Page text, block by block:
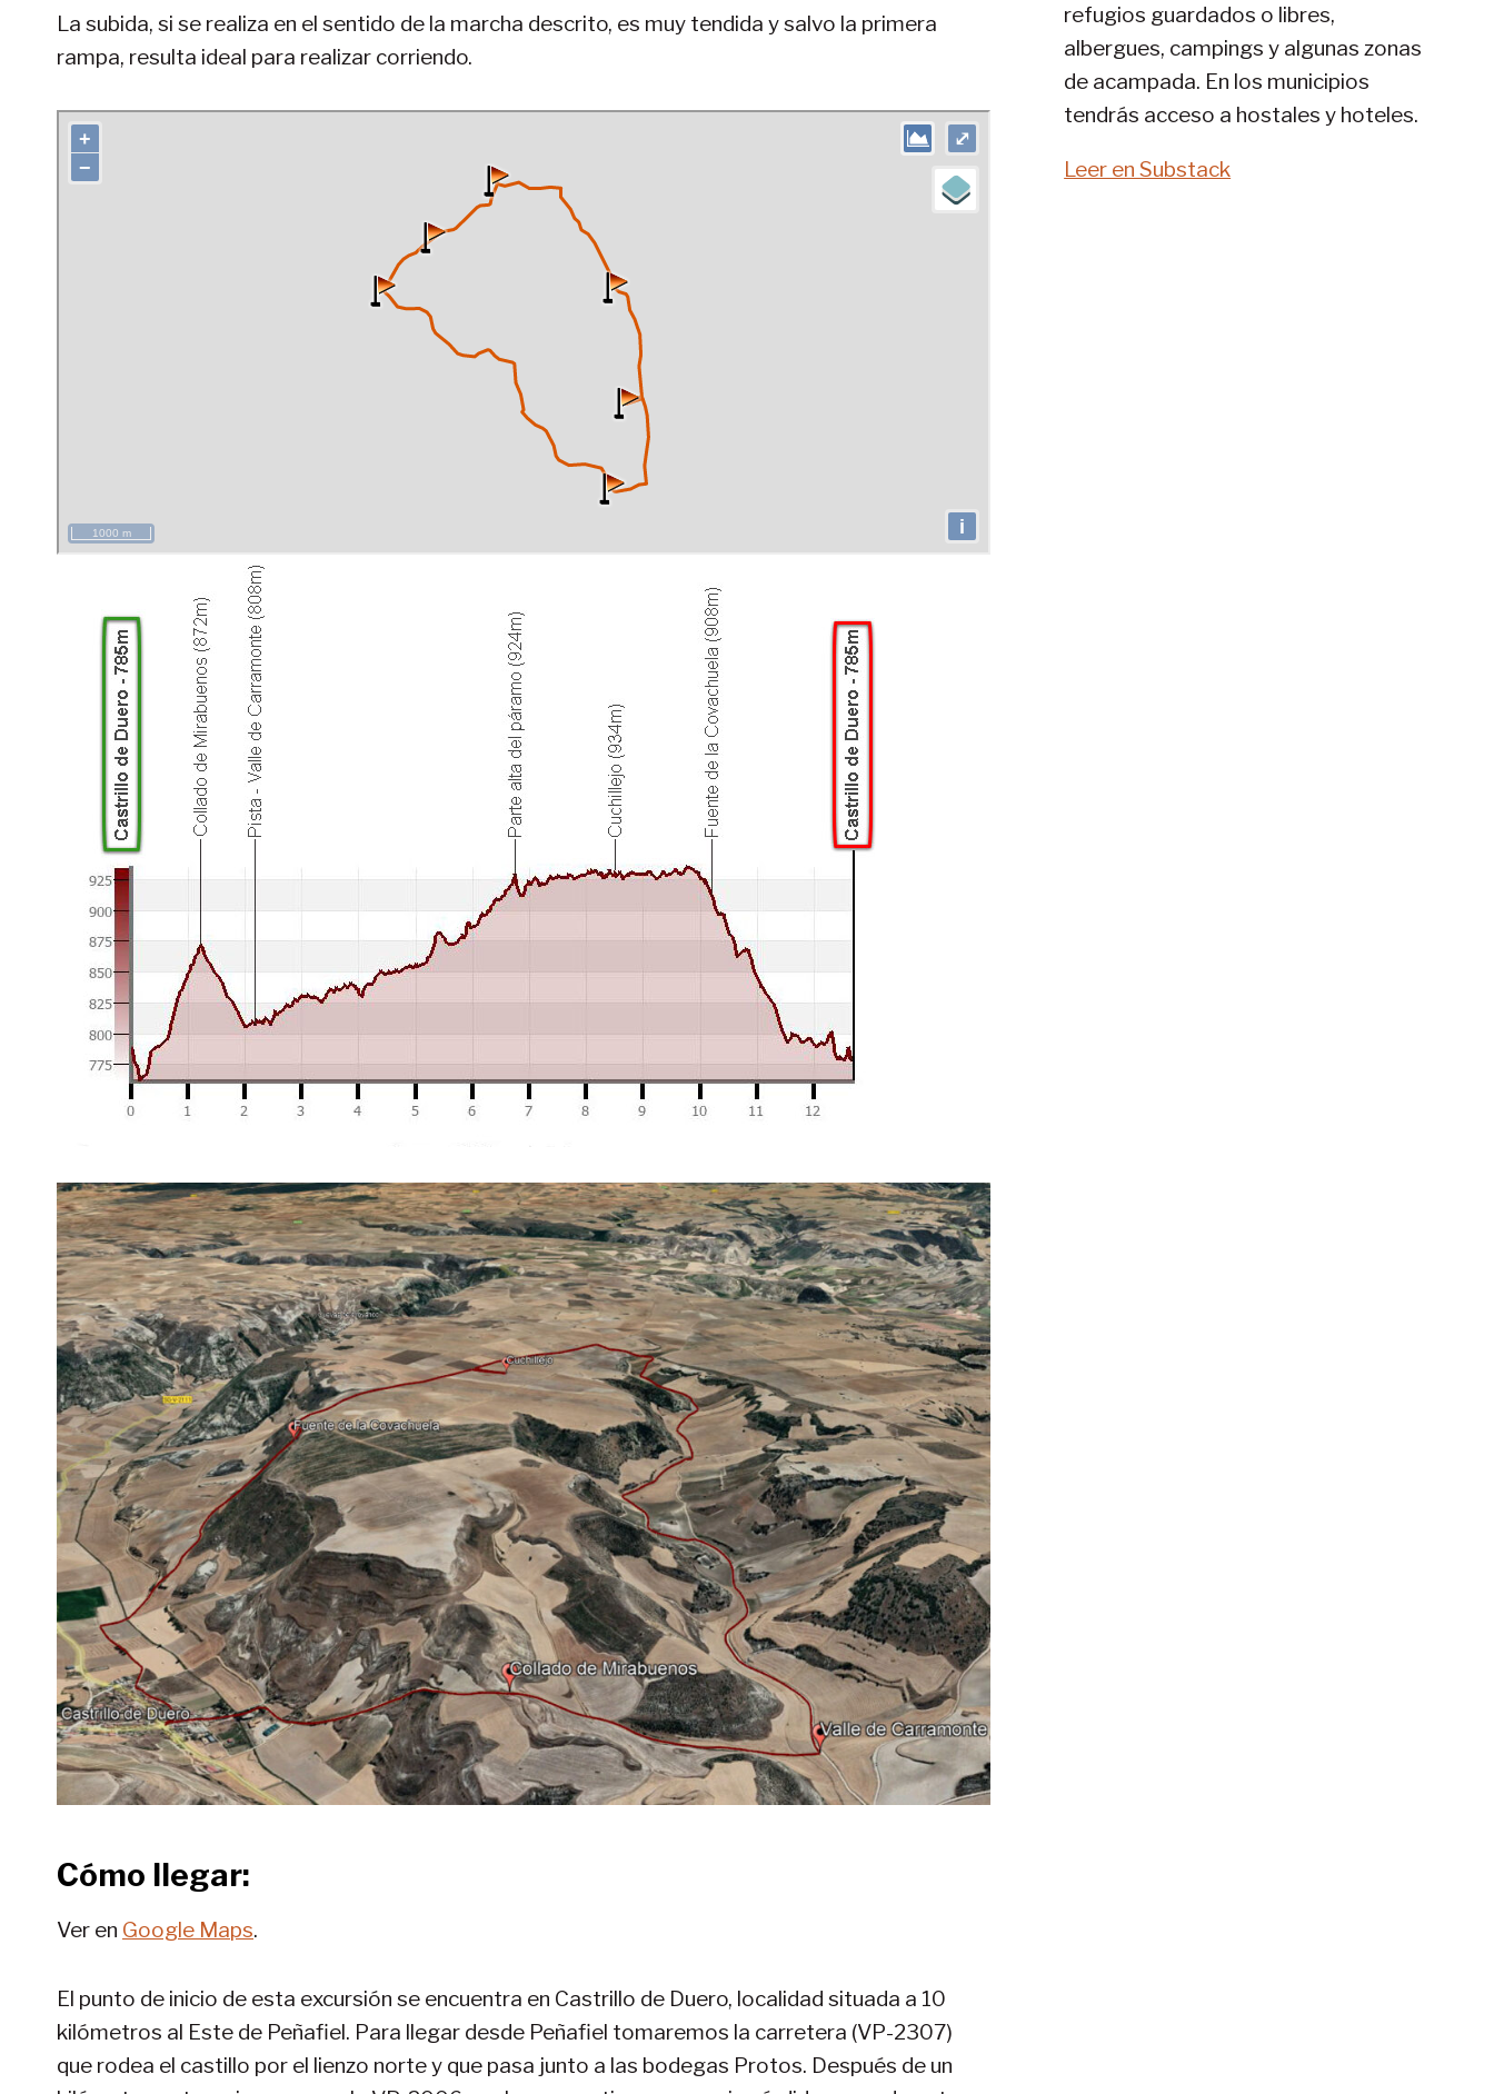
La subida, si se realiza en el sentido de la marcha descrito, es muy tendida y salvo la primera
rampa, resulta ideal para realizar corriendo.
Cómo llegar:
Ver en Google Maps.
El punto de inicio de esta excursión se encuentra en Castrillo de Duero, localidad situada a 10
kilómetros al Este de Peñafiel. Para llegar desde Peñafiel tomaremos la carretera (VP-2307)
que rodea el castillo por el lienzo norte y que pasa junto a las bodegas Protos. Después de un
refugios guardados o libres,
albergues, campings y algunas zonas
de acampada. En los municipios
tendrás acceso a hostales y hoteles.
Leer en Substack